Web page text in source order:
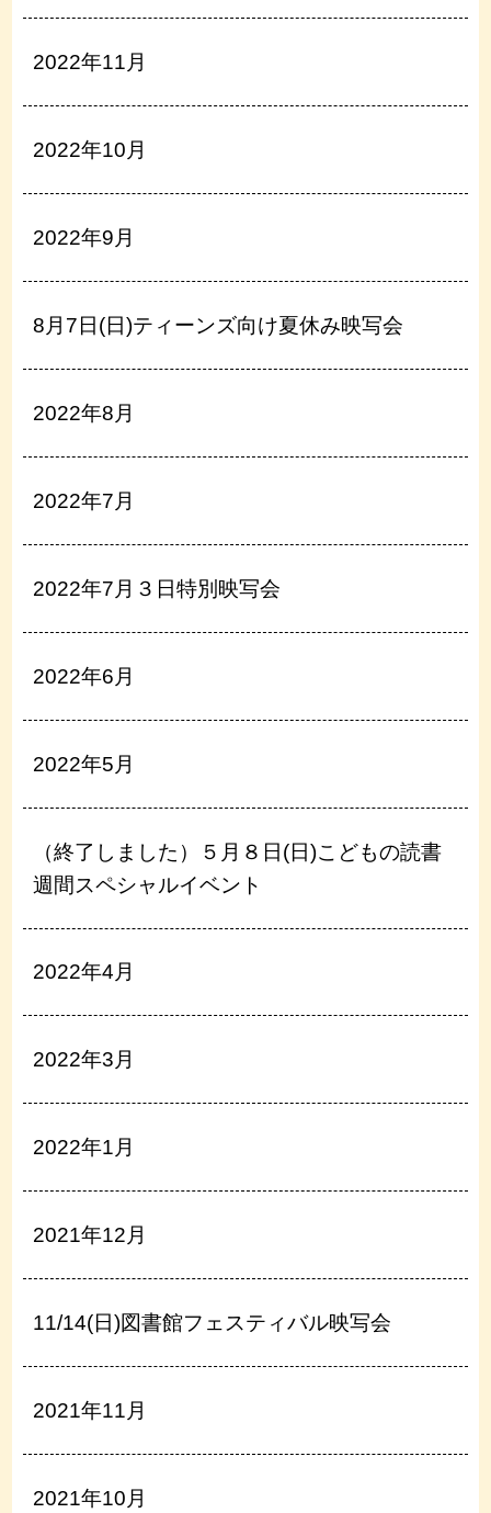
2022年11月
2022年10月
2022年9月
8月7日(日)ティーンズ向け夏休み映写会
2022年8月
2022年7月
2022年7月３日特別映写会
2022年6月
2022年5月
（終了しました）５月８日(日)こどもの読書
週間スペシャルイベント
2022年4月
2022年3月
2022年1月
2021年12月
11/14(日)図書館フェスティバル映写会
2021年11月
2021年10月